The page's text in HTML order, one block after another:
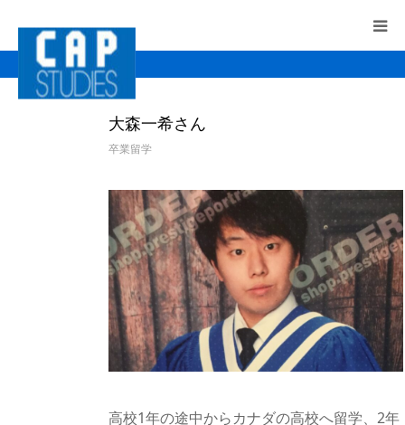
大森一希さん
卒業留学
高校1年の途中からカナダの高校へ留学、2年
HOME
CAPのサポート
留学にかかる費用
＜最新版＞費用とサポートのご案内